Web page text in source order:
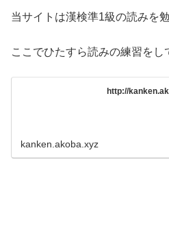
当サイトは漢検準1級の読みを
ここでひたすら読みの練習をし
http://
kanken.akoba.xyz